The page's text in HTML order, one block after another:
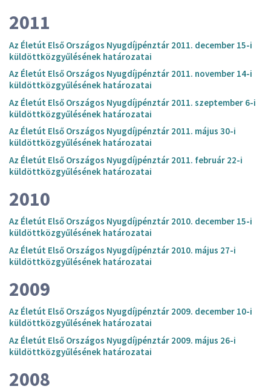
2011
Az Életút Első Országos Nyugdíjpénztár 2011. december 15-i
küldöttközgyűlésének határozatai
Az Életút Első Országos Nyugdíjpénztár 2011. november 14-i
küldöttközgyűlésének határozatai
Az Életút Első Országos Nyugdíjpénztár 2011. szeptember 6-i
küldöttközgyűlésének határozatai
Az Életút Első Országos Nyugdíjpénztár 2011. május 30-i
küldöttközgyűlésének határozatai
Az Életút Első Országos Nyugdíjpénztár 2011. február 22-i
küldöttközgyűlésének határozatai
2010
Az Életút Első Országos Nyugdíjpénztár 2010. december 15-i
küldöttközgyűlésének határozatai
Az Életút Első Országos Nyugdíjpénztár 2010. május 27-i
küldöttközgyűlésének határozatai
2009
Az Életút Első Országos Nyugdíjpénztár 2009. december 10-i
küldöttközgyűlésének határozatai
Az Életút Első Országos Nyugdíjpénztár 2009. május 26-i
küldöttközgyűlésének határozatai
2008